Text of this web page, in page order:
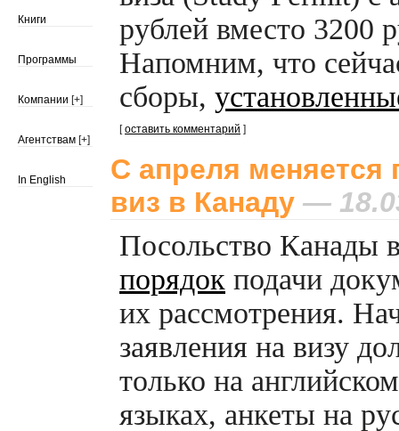
Книги
Программы
Компании [+]
Агентствам [+]
In English
рублей вместо 3200
Напомним, что
сборы,
[оставить комментарий ]
С апреля
виз в Канаду —
Посольство Канады
порядок подачи
их рассмотрения.
заявления на визу
только на
языках, анкеты на